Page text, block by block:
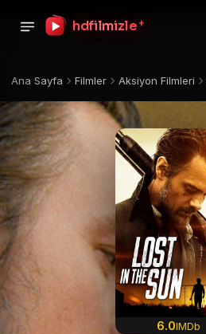
hdfilmizle +
Ana Sayfa Filmler Aksiyon Filmleri
6.0IMDb